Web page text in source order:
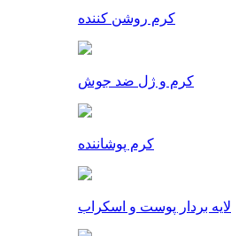
کرم روشن کننده
کرم و ژل ضد جوش
کرم پوشاننده
لایه بردار پوست و اسکراب